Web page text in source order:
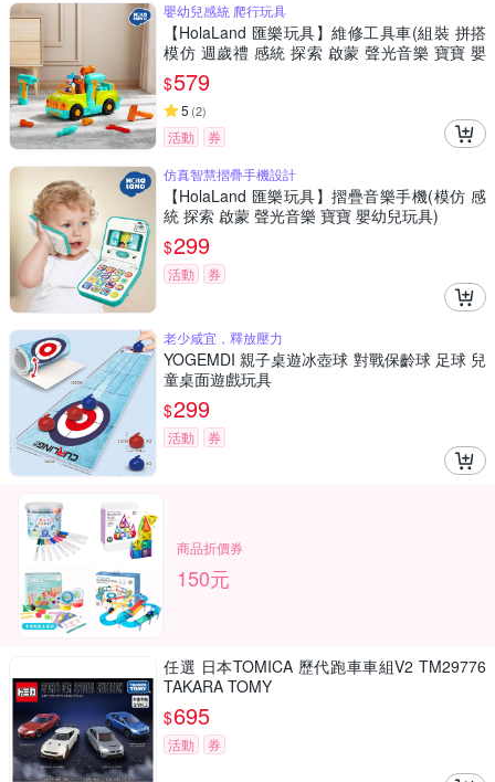
嬰幼兒感統 爬行玩具
【HolaLand 匯樂玩具】維修工具車(組裝 拼搭
模仿 週歲禮 感統 探索 啟蒙 聲光音樂 寶寶 嬰
幼兒玩具)
$579
5 (2)
活動
券
仿真智慧摺疊手機設計
【HolaLand 匯樂玩具】摺疊音樂手機(模仿 感
統 探索 啟蒙 聲光音樂 寶寶 嬰幼兒玩具)
$299
活動 券
老少咸宜，釋放壓力
YOGEMDI 親子桌遊冰壺球 對戰保齡球 足球 兒
童桌面遊戲玩具
$299
活動 券
商品折價券
150元
任選 日本TOMICA 歷代跑車車組V2 TM29776
TAKARA TOMY
$695
活動 券